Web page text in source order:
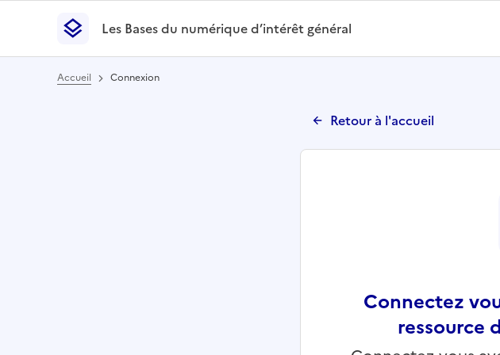
Les Bases du numérique d’intérêt général- Retour à la page d'accueil
Les Bases du numérique d’intérêt général
Accueil Connexion
Retour à l'accueil
Connectez
ressource